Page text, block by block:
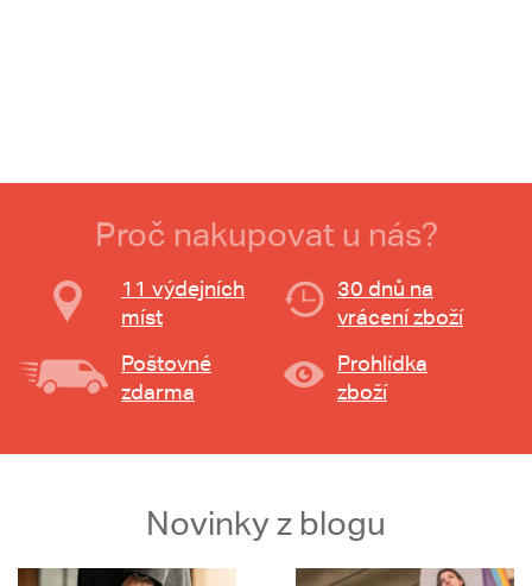
Proč nakupovat u nás?
11 výdejních
míst
30 dnů na
vrácení zboží
Poštovné
zdarma
Prohlídka
zboží
Novinky z blogu